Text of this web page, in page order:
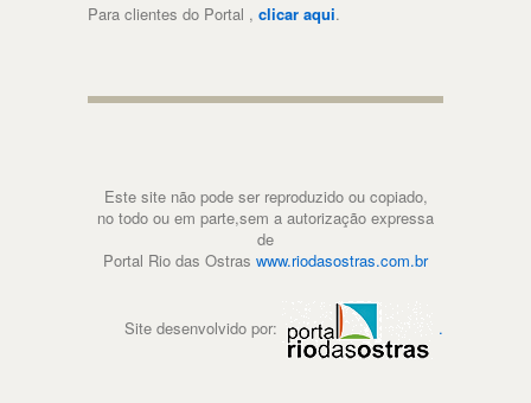
Para clientes do Portal , clicar aqui.
Este site não pode ser reproduzido ou copiado,
no todo ou em parte,sem a autorização expressa
de
Portal Rio das Ostras www.riodasostras.com.br
Site desenvolvido por: .